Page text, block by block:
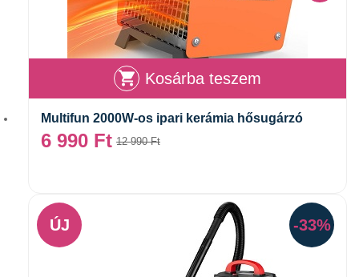
Kosárba teszem
Multifun 2000W-os ipari kerámia hősugárzó
12 990Ft
6 990 Ft
-33%
ÚJ